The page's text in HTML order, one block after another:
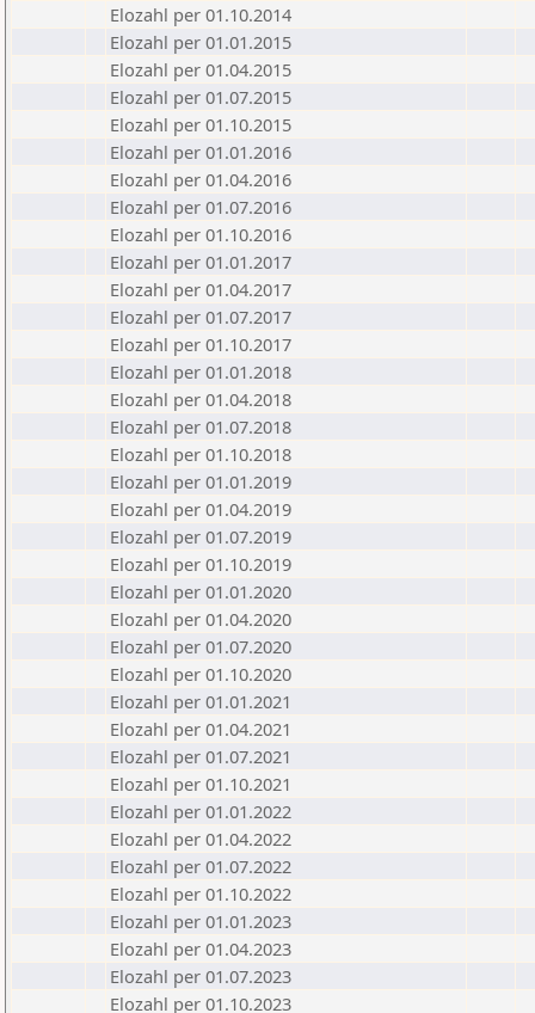
Elozahl per 01.10.2014
Elozahl per 01.01.2015
Elozahl per 01.04.2015
Elozahl per 01.07.2015
Elozahl per 01.10.2015
Elozahl per 01.01.2016
Elozahl per 01.04.2016
Elozahl per 01.07.2016
Elozahl per 01.10.2016
Elozahl per 01.01.2017
Elozahl per 01.04.2017
Elozahl per 01.07.2017
Elozahl per 01.10.2017
Elozahl per 01.01.2018
Elozahl per 01.04.2018
Elozahl per 01.07.2018
Elozahl per 01.10.2018
Elozahl per 01.01.2019
Elozahl per 01.04.2019
Elozahl per 01.07.2019
Elozahl per 01.10.2019
Elozahl per 01.01.2020
Elozahl per 01.04.2020
Elozahl per 01.07.2020
Elozahl per 01.10.2020
Elozahl per 01.01.2021
Elozahl per 01.04.2021
Elozahl per 01.07.2021
Elozahl per 01.10.2021
Elozahl per 01.01.2022
Elozahl per 01.04.2022
Elozahl per 01.07.2022
Elozahl per 01.10.2022
Elozahl per 01.01.2023
Elozahl per 01.04.2023
Elozahl per 01.07.2023
Elozahl per 01.10.2023